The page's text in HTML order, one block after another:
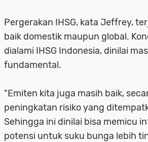
Pergerakan IHSG, kata Jeffrey,
baik domestik maupun global.
dialami IHSG Indonesia, dinilai
fundamental.
"Emiten kita juga masih baik,
peningkatan risiko yang
Sehingga ini dinilai bisa memicu
potensi untuk suku bunga lebih